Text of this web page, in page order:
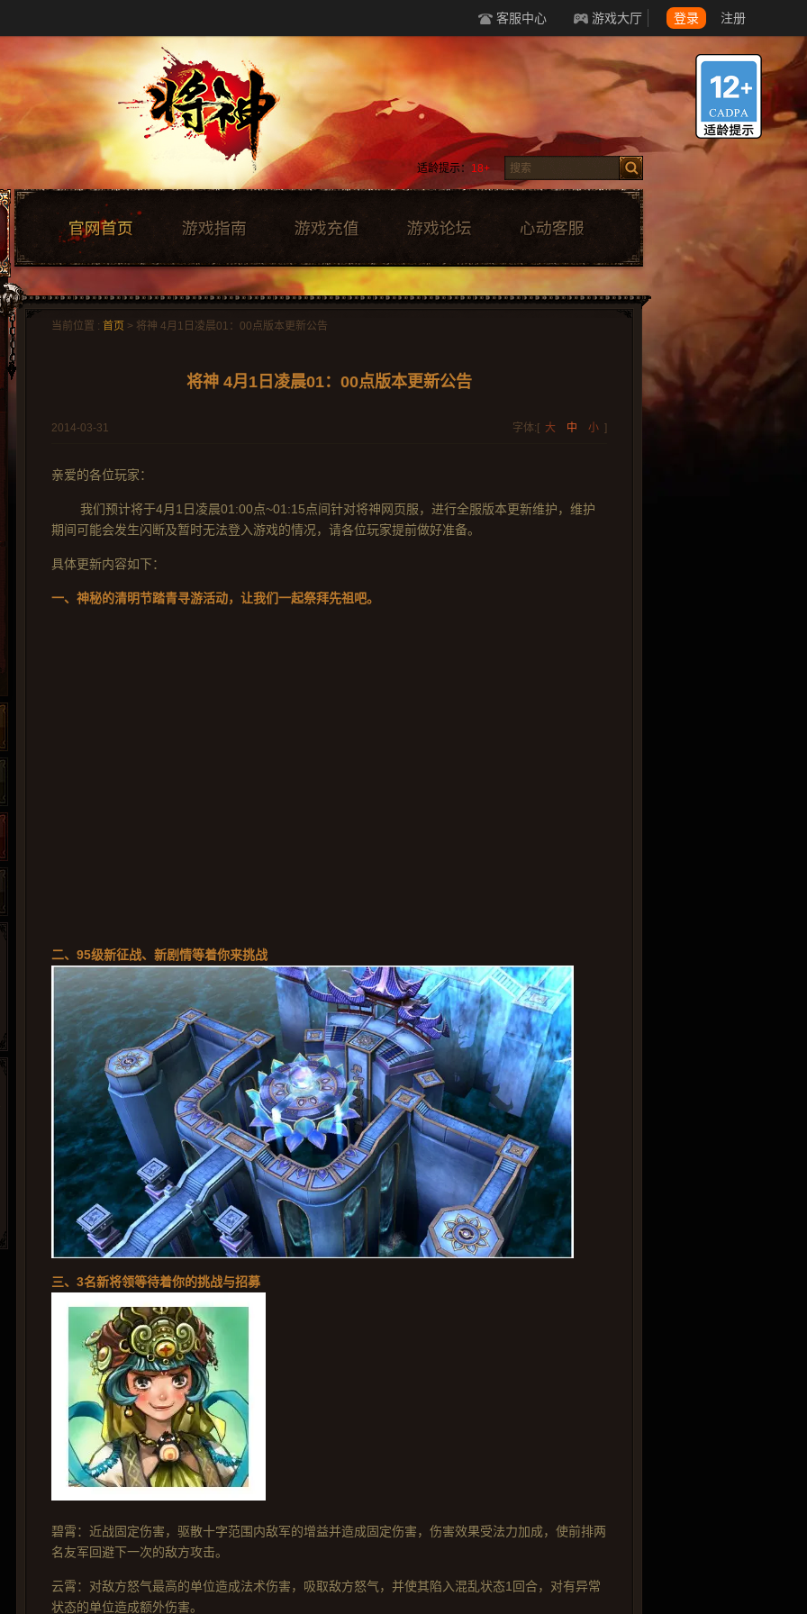
客服中心 游戏大厅 登录 注册
适龄提示： 18+
页游网
新浪游戏
网易游戏
多玩
中华网
Cwan
游一游
游侠网页游戏 40407
5617网游网 一游网
开服网
斗蟹网页游戏 游戏观察
4q5q游戏
当前位置 : 首页 > 将神 4月1日凌晨01：00点版本更新公告
将神 4月1日凌晨01：00点版本更新公告
2014-03-31 字体:[ 大 中 小 ]
亲爱的各位玩家：
我们预计将于4月1日凌晨01:00点~01:15点间针对将神网页服，进行全服版本更新维护，维护
期间可能会发生闪断及暂时无法登入游戏的情况，请各位玩家提前做好准备。
具体更新内容如下：
一、神秘的清明节踏青寻游活动，让我们一起祭拜先祖吧。
二、95级新征战、新剧情等着你来挑战
三、3名新将领等待着你的挑战与招募
碧霄：近战固定伤害，驱散十字范围内敌军的增益并造成固定伤害，伤害效果受法力加成，使前排两
名友军回避下一次的敌方攻击。
云霄：对敌方怒气最高的单位造成法术伤害，吸取敌方怒气，并使其陷入混乱状态1回合，对有异常
状态的单位造成额外伤害。